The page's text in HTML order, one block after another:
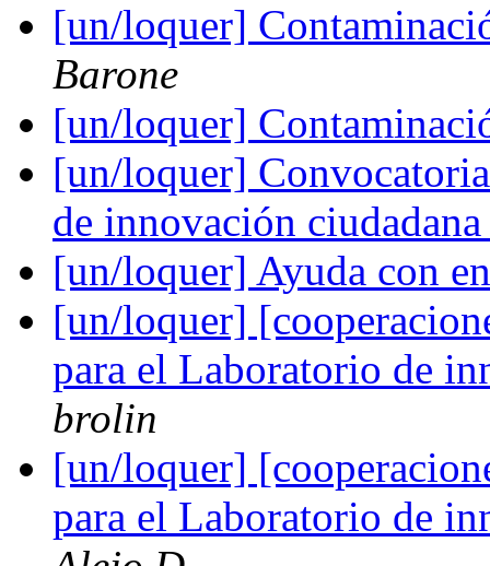
[un/loquer]
Barone
[un/loquer]
[un/loquer]
de innovación
[un/loquer] Ayuda con
[un/loquer]
para el Laboratorio de
brolin
[un/loquer]
para el Laboratorio de